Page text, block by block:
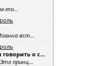
то...
вст...
о с...
принц...